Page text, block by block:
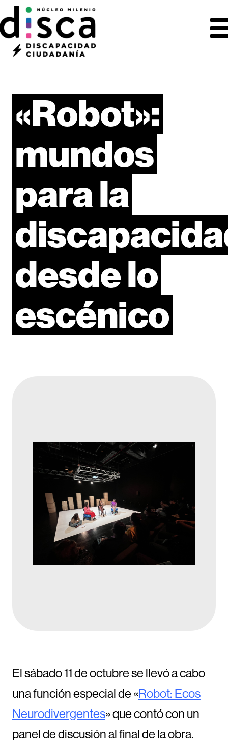
«Robot»:
mundos
parala
desdelo
escénico
El sábado 11 de octubre se llevó a cabo
una función especial de «Robot: Ecos
Neurodivergentes» que contó con un
panel de discusión al final de la obra.